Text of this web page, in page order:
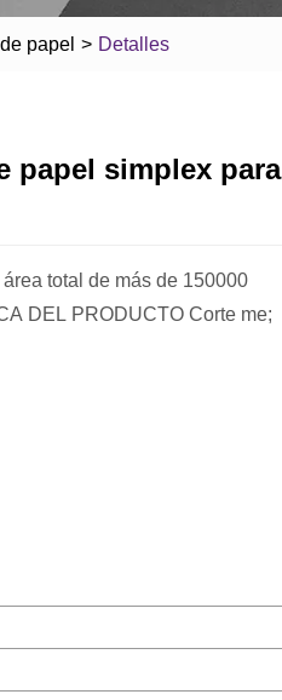
papel > Detalles
papel simplex para
total de más de 150000
DEL PRODUCTO Corte me;